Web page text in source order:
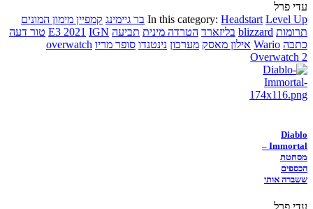
עדי פרל
In this category: Headstart Level Up בר גיימינג קמפיין מימון המונים
תרומות blizzard בליזארד הטרדה מינית תביעה E3 2021 IGN
טור דעה
כתבה Wario אילון מאסק מערכון נינטנדו סופר מריו overwatch
Overwatch 2
Diablo
Immortal –
מסחטת
הכספים
ששברה אותי